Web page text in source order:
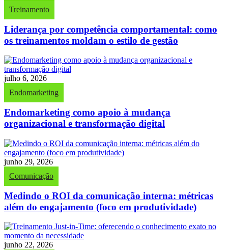
Treinamento
Liderança por competência comportamental: como
os treinamentos moldam o estilo de gestão
julho 6, 2026
Endomarketing
Endomarketing como apoio à mudança
organizacional e transformação digital
junho 29, 2026
Comunicação
Medindo o ROI da comunicação interna: métricas
além do engajamento (foco em produtividade)
junho 22, 2026